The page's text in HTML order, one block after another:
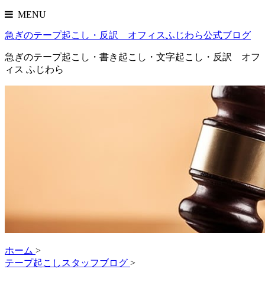
MENU
急ぎのテープ起こし・反訳 オフィスふじわら公式ブログ
急ぎのテープ起こし・書き起こし・文字起こし・反訳 オフ
ィス ふじわら
ホーム >
テープ起こしスタッフブログ >